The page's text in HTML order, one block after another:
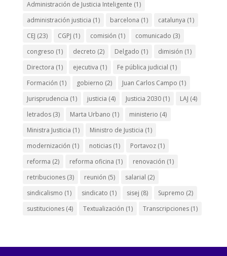
Administración de Justicia Inteligente (1)
administración justicia (1) barcelona (1) catalunya (1)
CEJ (23) CGPJ (1) comisión (1) comunicado (3)
congreso (1) decreto (2) Delgado (1) dimisión (1)
Directora (1) ejecutiva (1) Fe pública judicial (1)
Formación (1) gobierno (2) Juan Carlos Campo (1)
Jurisprudencia (1) justicia (4) Justicia 2030(1) LAJ (4)
letrados(3) Marta Urbano (1) ministerio (4)
Ministra Justicia (1) Ministro de Justicia (1)
modernización (1) noticias(1) Portavoz(1)
reforma (2) reforma oficina (1) renovación (1)
retribuciones(3) reunión (5) salarial (2)
sindicalismo (1) sindicato (1) sisej (8) Supremo (2)
sustituciones(4) Textualización (1) Transcripciones(1)